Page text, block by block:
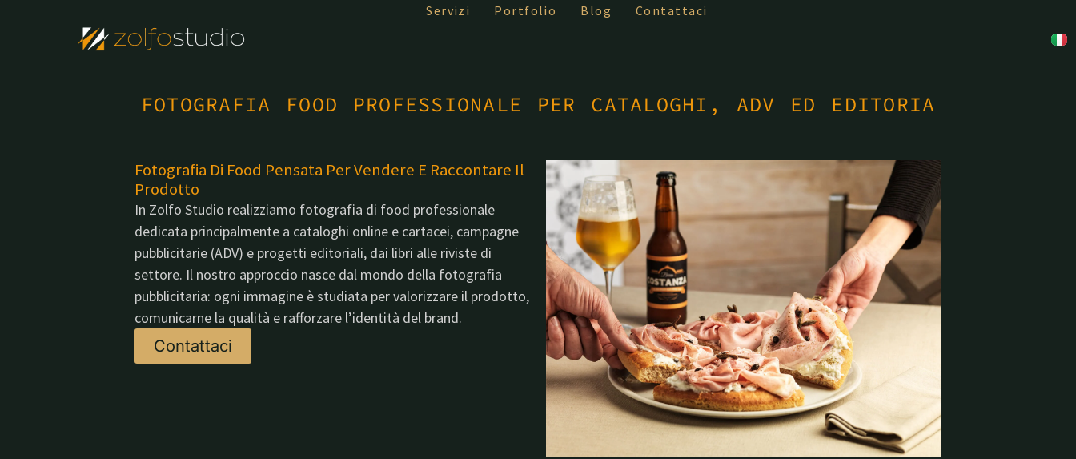
Servizi Portfolio Blog Contattaci
FOTOGRAFIA FOOD PROFESSIONALE PER CATALOGHI, ADV ED EDITORIA
Fotografia Di Food Pensata Per Vendere E Raccontare Il
Prodotto
In Zolfo Studio realizziamo fotografia di food professionale
dedicata principalmente a cataloghi online e cartacei, campagne
pubblicitarie (ADV) e progetti editoriali, dai libri alle riviste di
settore. Il nostro approccio nasce dal mondo della fotografia
pubblicitaria: ogni immagine è studiata per valorizzare il prodotto,
comunicarne la qualità e rafforzare l’identità del brand.
Contattaci